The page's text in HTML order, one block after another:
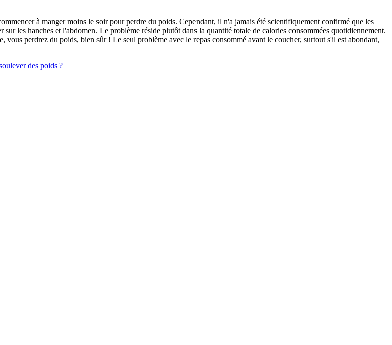
à manger moins le soir pour perdre du poids. Cependant, il n'a jamais été scientifiquement confirmé que les
les hanches et l'abdomen. Le problème réside plutôt dans la quantité totale de calories consommées quotidiennement.
vous perdrez du poids, bien sûr ! Le seul problème avec le repas consommé avant le coucher, surtout s'il est abondant,
des poids ?